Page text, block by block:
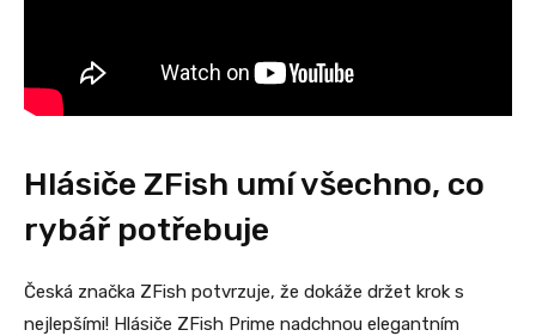
Hlásiče ZFish umí všechno, co
rybář potřebuje
Česká značka ZFish potvrzuje, že dokáže držet krok s
nejlepšími! Hlásiče ZFish Prime nadchnou elegantním